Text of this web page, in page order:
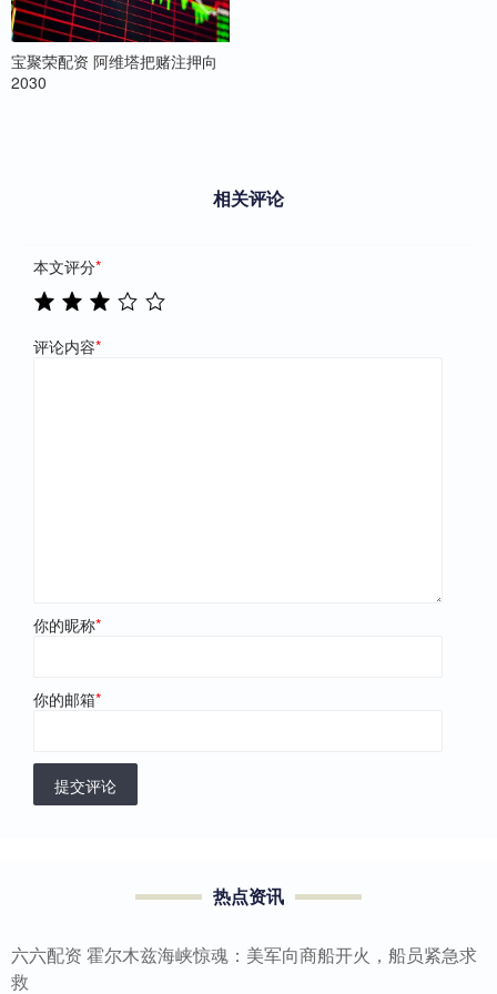
宝聚荣配资 阿维塔把赌注押向
2030
相关评论
本文评分*
评论内容*
你的昵称*
你的邮箱*
提交评论
热点资讯
六六配资 霍尔木兹海峡惊魂：美军向商船开火，船员紧急求
救